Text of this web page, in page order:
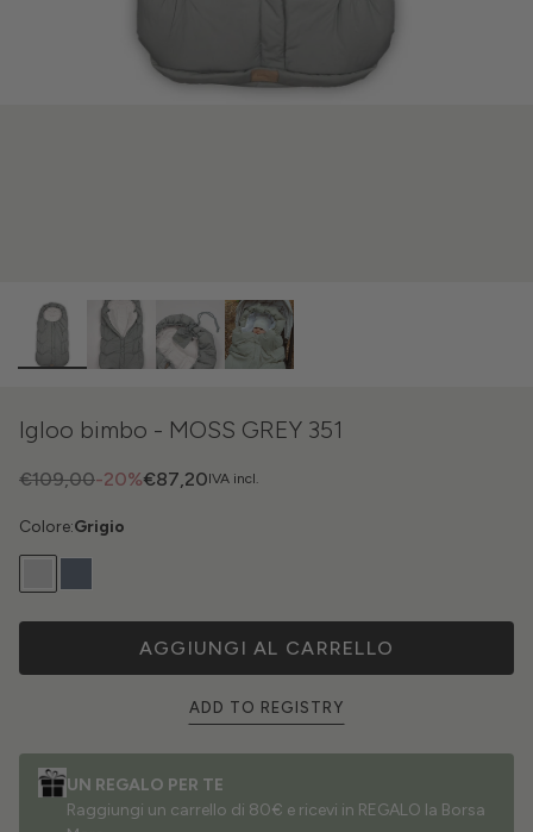
Igloo bimbo - MOSS GREY 351
IVA incl.
-20%
€109,00 €87,20
Colore:Grigio
AGGIUNGI AL CARRELLO
ADD TO REGISTRY
UN REGALO PER TE
Raggiungi un carrello di 80€ e ricevi in REGALO la Borsa